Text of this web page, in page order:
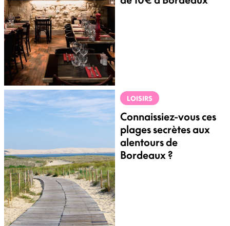
LOISIRS
Connaissiez-vous ces
plages secrètes aux
alentours de
Bordeaux ?